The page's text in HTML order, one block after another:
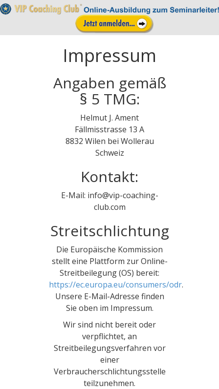
Impressum
Angaben gemäß
§ 5 TMG:
Helmut J. Ament
Fällmisstrasse 13 A
8832 Wilen bei Wollerau
​Schweiz
Kontakt:
E-Mail: info@vip-coaching-
club.com
Streitschlichtung
Die Europäische Kommission
stellt eine Plattform zur Online-
Streitbeilegung (OS) bereit:
https://ec.europa.eu/consumers/odr.
Unsere E-Mail-Adresse finden
Sie oben im Impressum.
Wir sind nicht bereit oder
verpflichtet, an
Streitbeilegungsverfahren vor
einer
Verbraucherschlichtungsstelle
teilzunehmen.